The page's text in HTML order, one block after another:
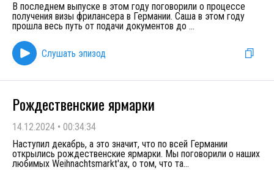
В последнем выпуске в этом году поговорили о процессе
получения визы фрилансера в Германии. Саша в этом году
прошла весь путь от подачи документов до ...
Слушать эпизод
Рождественские ярмарки
14.12.2024 • 00:34:34
Наступил декабрь, а это значит, что по всей Германии
открылись рождественские ярмарки. Мы поговорили о наших
любимых Weihnachtsmarkt'ах, о том, что та...